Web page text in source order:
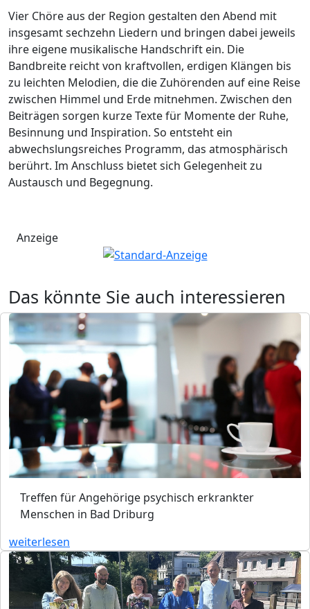
Vier Chöre aus der Region gestalten den Abend mit
insgesamt sechzehn Liedern und bringen dabei jeweils
ihre eigene musikalische Handschrift ein. Die
Bandbreite reicht von kraftvollen, erdigen Klängen bis
zu leichten Melodien, die die Zuhörenden auf eine Reise
zwischen Himmel und Erde mitnehmen. Zwischen den
Beiträgen sorgen kurze Texte für Momente der Ruhe,
Besinnung und Inspiration. So entsteht ein
abwechslungsreiches Programm, das atmosphärisch
berührt. Im Anschluss bietet sich Gelegenheit zu
Austausch und Begegnung.
Anzeige
Das könnte Sie auch interessieren
Treffen für Angehörige psychisch erkrankter
Menschen in Bad Driburg
weiterlesen